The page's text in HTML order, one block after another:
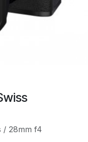
/ 28mm f4